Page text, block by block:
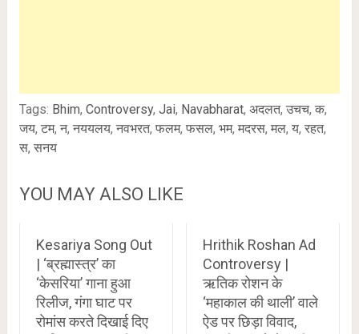
Tags: Bhim, Controversy, Jai, Navabharat, अदलत, उचच, क,
जय, टम, न, नययलय, नवभरत, फलम, फसल, भम, मदरस, मल, य, रहत,
स, सनय
YOU MAY ALSO LIKE
Kesariya Song Out
| ‘ब्रह्मास्त्र’ का
‘केसरिया’ गाना हुआ
रिलीज, गंगा घाट पर
रोमांस करते दिखाई दिए
Hrithik Roshan Ad
Controversy |
ऋतिक रोशन के
‘महाकाल की थाली’ वाले
ऐड पर छिड़ा विवाद,